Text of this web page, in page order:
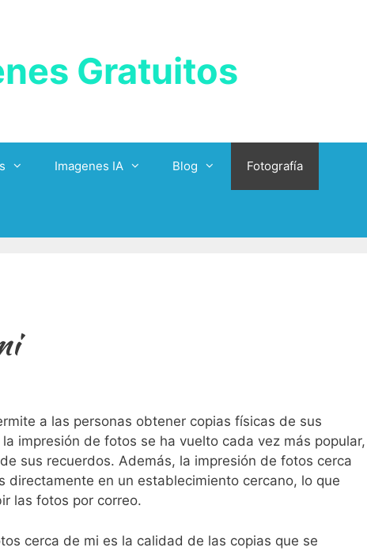
Gratuitos
Imagenes IA Blog Fotografía
a las personas obtener copias físicas de sus
impresión de fotos se‌ ha vuelto cada vez más popular,
sus recuerdos. Además, la impresión de fotos cerca
en un ⁢establecimiento cercano, lo que
las fotos por correo.
cerca de‌ mi es la calidad ​de las copias que se